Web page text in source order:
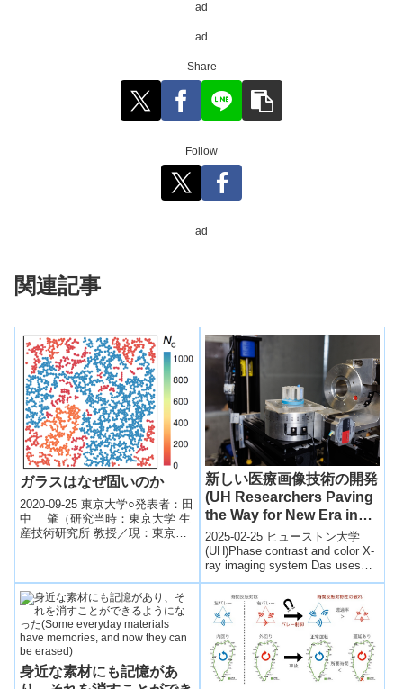
ad
ad
Share
Follow
ad
関連記事
ガラスはなぜ固いのか
2020-09-25 東京大学○発表者：田
中 肇（研究当時：東京大学 生
産技術研究所 教授／現：東京大
新しい医療画像技術の開発
(UH Researchers Paving
the Way for New Era in
Medical Imaging)
2025-02-25 ヒューストン大学
(UH)Phase contrast and color X-
ray imaging system Das uses
in...
身近な素材にも記憶があ